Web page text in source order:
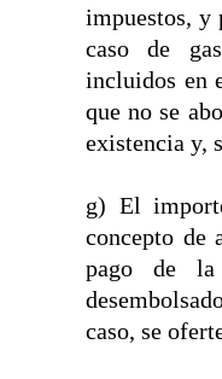
impuestos, y
caso de
incluidos en
que no se
existencia y,
g) El
concepto de
pago de
caso, se